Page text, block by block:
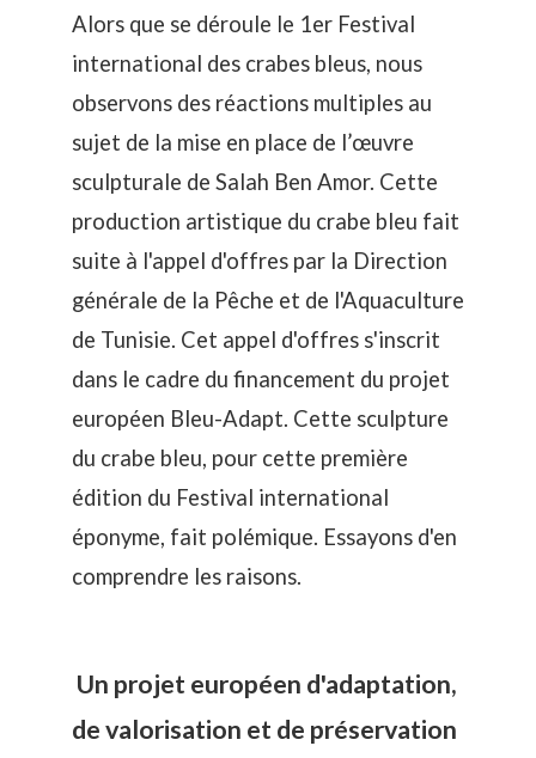
Alors que se déroule le 1er Festival
international des crabes bleus, nous
observons des réactions multiples au
sujet de la mise en place de l’œuvre
sculpturale de Salah Ben Amor. Cette
production artistique du crabe bleu fait
suite à l'appel d'offres par la Direction
générale de la Pêche et de l'Aquaculture
de Tunisie. Cet appel d'offres s'inscrit
dans le cadre du financement du projet
européen Bleu-Adapt. Cette sculpture
du crabe bleu, pour cette première
édition du Festival international
éponyme, fait polémique. Essayons d'en
comprendre les raisons.
Un projet européen d'adaptation,
de valorisation et de préservation